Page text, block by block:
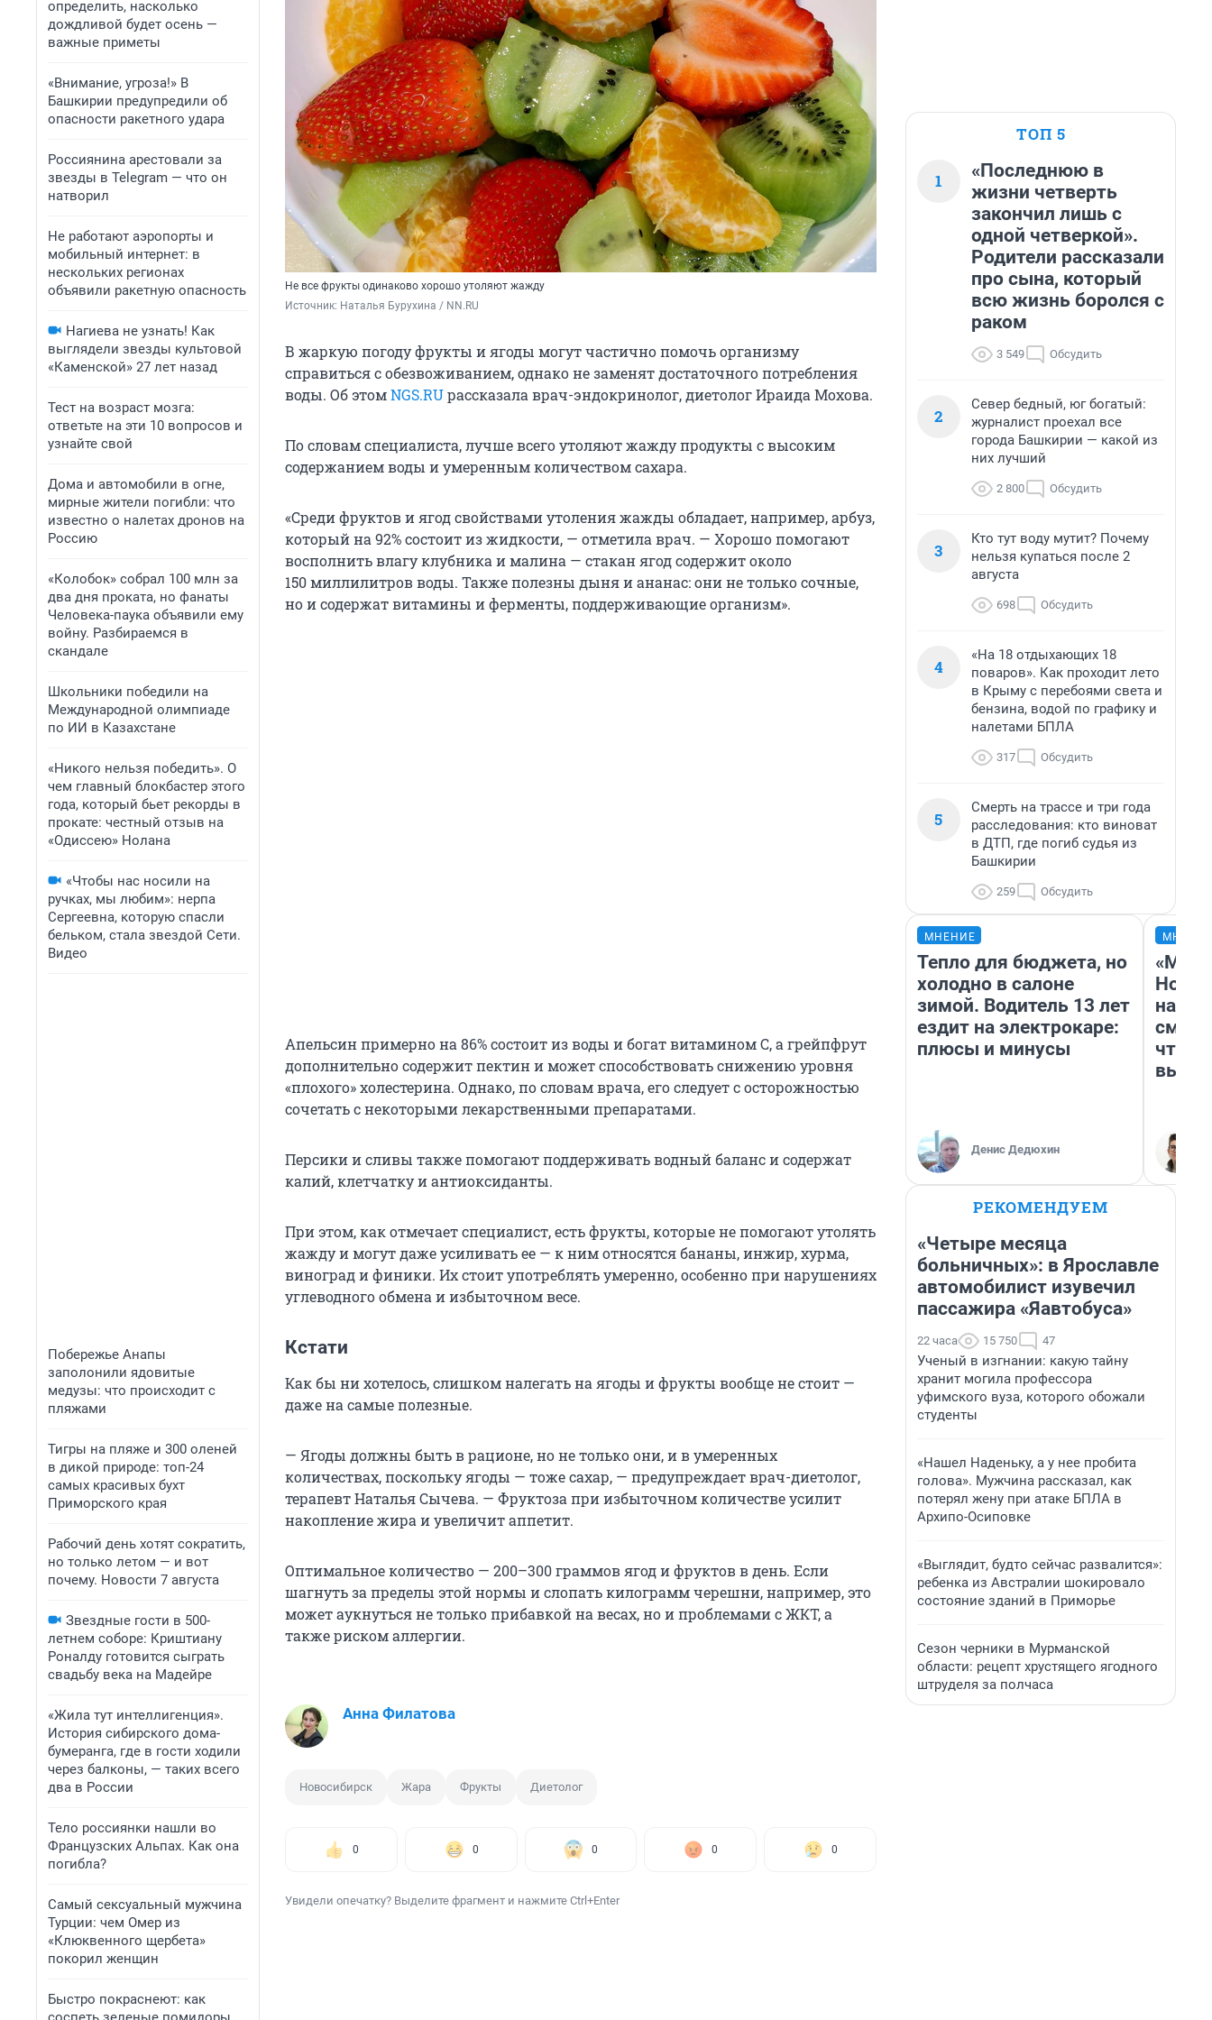
определить, насколько
дождливой будет осень —
важные приметы
«Внимание, угроза!» В
Башкирии предупредили об
опасности ракетного удара
Россиянина арестовали за
звезды в Telegram — что он
натворил
Не работают аэропорты и
мобильный интернет: в
нескольких регионах
объявили ракетную опасность
Нагиева не узнать! Как
выглядели звезды культовой
«Каменской» 27 лет назад
Тест на возраст мозга:
ответьте на эти 10 вопросов и
узнайте свой
Дома и автомобили в огне,
мирные жители погибли: что
известно о налетах дронов на
Россию
«Колобок» собрал 100 млн за
два дня проката, но фанаты
Человека-паука объявили ему
войну. Разбираемся в
скандале
Школьники победили на
Международной олимпиаде
по ИИ в Казахстане
«Никого нельзя победить». О
чем главный блокбастер этого
года, который бьет рекорды в
прокате: честный отзыв на
«Одиссею» Нолана
«Чтобы нас носили на
ручках, мы любим»: нерпа
Сергеевна, которую спасли
бельком, стала звездой Сети.
Видео
Побережье Анапы
заполонили ядовитые
медузы: что происходит с
пляжами
Тигры на пляже и 300 оленей
в дикой природе: топ-24
самых красивых бухт
Приморского края
Рабочий день хотят сократить,
но только летом — и вот
почему. Новости 7 августа
Звездные гости в 500-
летнем соборе: Криштиану
Роналду готовится сыграть
свадьбу века на Мадейре
«Жила тут интеллигенция».
История сибирского дома-
бумеранга, где в гости ходили
через балконы, — таких всего
два в России
Тело россиянки нашли во
Французских Альпах. Как она
погибла?
Самый сексуальный мужчина
Турции: чем Омер из
«Клюквенного щербета»
покорил женщин
Быстро покраснеют: как
Не все фрукты одинаково хорошо утоляют жажду
Источник: Наталья Бурухина / NN.RU
В жаркую погоду фрукты и ягоды могут частично помочь организму
справиться с обезвоживанием, однако не заменят достаточного потребления
воды. Об этомNGS.RUрассказала врач-эндокринолог, диетолог Ираида Мохова.
По словам специалиста, лучше всего утоляют жажду продукты с высоким
содержанием воды и умеренным количеством сахара.
«Среди фруктов и ягод свойствами утоления жажды обладает, например, арбуз,
который на 92% состоит из жидкости, — отметила врач. — Хорошо помогают
восполнить влагу клубника и малина — стакан ягод содержит около
150 миллилитров воды. Также полезны дыня и ананас: они не только сочные,
но и содержат витамины и ферменты, поддерживающие организм».
Апельсин примерно на 86% состоит из воды и богат витамином С, а грейпфрут
дополнительно содержит пектин и может способствовать снижению уровня
«плохого» холестерина. Однако, по словам врача, его следует с осторожностью
сочетать с некоторыми лекарственными препаратами.
Персики и сливы также помогают поддерживать водный баланс и содержат
калий, клетчатку и антиоксиданты.
При этом, как отмечает специалист, есть фрукты, которые не помогают утолять
жажду и могут даже усиливать ее — к ним относятся бананы, инжир, хурма,
виноград и финики. Их стоит употреблять умеренно, особенно при нарушениях
углеводного обмена и избыточном весе.
Кстати
Как бы ни хотелось, слишком налегать на ягоды и фрукты вообще не стоит —
даже на самые полезные.
— Ягоды должны быть в рационе, но не только они, и в умеренных
количествах, поскольку ягоды — тоже сахар, — предупреждает врач-диетолог,
терапевт Наталья Сычева. — Фруктоза при избыточном количестве усилит
накопление жира и увеличит аппетит.
Оптимальное количество — 200–300 граммов ягод и фруктов в день. Если
шагнуть за пределы этой нормы и слопать килограмм черешни, например, это
может аукнуться не только прибавкой на весах, но и проблемами с ЖКТ, а
также риском аллергии.
Анна Филатова
Новосибирск Жара Фрукты Диетолог
0 0 0 0 0
Увидели опечатку? Выделите фрагмент и нажмите Ctrl+Enter
ТОП 5
1
«Последнюю в
жизни четверть
закончил лишь с
одной четверкой».
Родители рассказали
про сына, который
всю жизнь боролся с
раком
3 549 Обсудить
2
Север бедный, юг богатый:
журналист проехал все
города Башкирии — какой из
них лучший
2 800 Обсудить
3
Кто тут воду мутит? Почему
нельзя купаться после 2
августа
698 Обсудить
4
«На 18 отдыхающих 18
поваров». Как проходит лето
в Крыму с перебоями света и
бензина, водой по графику и
налетами БПЛА
317 Обсудить
5
Смерть на трассе и три года
расследования: кто виноват
в ДТП, где погиб судья из
Башкирии
259 Обсудить
МНЕНИЕ
Тепло для бюджета, но
холодно в салоне
зимой. Водитель 13 лет
ездит на электрокаре:
плюсы и минусы
Денис Дедюхин
«Мы
РЕКОМЕНДУЕМ
«Четыре месяца
больничных»: в Ярославле
автомобилист изувечил
пассажира «Яавтобуса»
22 часа 15 750 47
Ученый в изгнании: какую тайну
хранит могила профессора
уфимского вуза, которого обожали
студенты
«Нашел Наденьку, а у нее пробита
голова». Мужчина рассказал, как
потерял жену при атаке БПЛА в
Архипо-Осиповке
«Выглядит, будто сейчас развалится»:
ребенка из Австралии шокировало
состояние зданий в Приморье
Сезон черники в Мурманской
области: рецепт хрустящего ягодного
штруделя за полчаса